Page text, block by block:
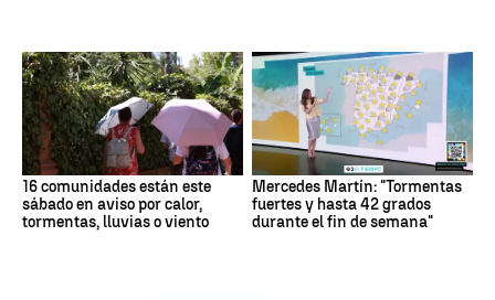
16 comunidades están este
sábado en aviso por calor,
tormentas, lluvias o viento
Mercedes Martín: "Tormentas
fuertes y hasta 42 grados
durante el fin de semana"